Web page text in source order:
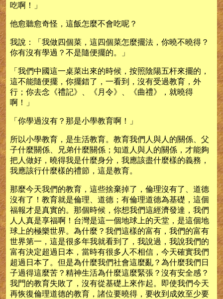
吃啊！」
他愈聽愈奇怪，這飯怎麼不會吃呢？
我說：「我做四個菜，這四個菜怎麼擺法，你曉不曉得？
你有沒有學過？不是隨便擺的。」
「我們中國這一桌菜出來的時候，按照陰陽五杆來擺的，
這不能隨便擺，你擺錯了，一看到，沒有受過教育，外
行；你去念《禮記》、《月令》、《曲禮》，就曉得
啊！」
「你學過沒有？那是小學教育啊！」
所以小學教育，是生活教育。教育我們人與人的關係、父
子什麼關係、兄弟什麼關係；知道人與人的關係，才能夠
把人做好，曉得我是什麼身分，我應該盡什麼樣的義務，
我應該行什麼樣的禮節，這是教育。
那麼今天我們的教育，這些捨棄掉了，倫理沒有了、道德
沒有了！教育就是倫理、道德；有倫理道德為基礎，這個
福報才是真實的。那個時候，你想我們這經濟發達，我們
人人真是享福啊！台灣是這一個地球上的天堂，是這個地
球上的極樂世界。為什麼？我們這樣的富有，我們的富有
世界第一，這是很多年我就看到了，我說過，我說我們的
富有決定超過日本，當時有很多人不相信，今天確實我們
超過日本了。但是為什麼我們社會這麼亂？為什麼我們日
子過得這麼苦？精神生活為什麼這麼緊張？沒有安全感？
我門的教育失敗了，沒有從基礎上來作起。即使我們今天
再恢復倫理道德的教育，諸位要曉得，要收到成效至少要